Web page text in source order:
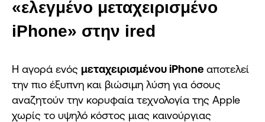
«ελεγμένο μεταχειρισμένο
iPhone» στην ired
Η αγορά ενός μεταχειρισμένου iPhone αποτελεί
την πιο έξυπνη και βιώσιμη λύση για όσους
αναζητούν την κορυφαία τεχνολογία της Apple
χωρίς το υψηλό κόστος μιας καινούργιας